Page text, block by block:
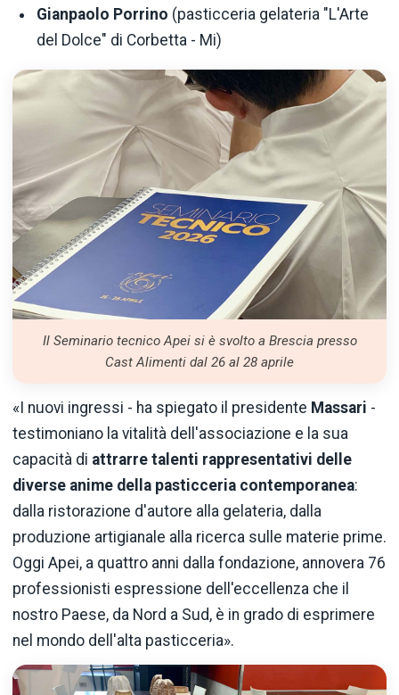
Gianpaolo Porrino (pasticceria gelateria "L'Arte
del Dolce" di Corbetta - Mi)
Il Seminario tecnico Apei si è svolto a Brescia presso
Cast Alimenti dal 26 al 28 aprile
«I nuovi ingressi - ha spiegato il presidente Massari -
testimoniano la vitalità dell'associazione e la sua
capacità di attrarre talenti rappresentativi delle
diverse anime della pasticceria contemporanea:
dalla ristorazione d'autore alla gelateria, dalla
produzione artigianale alla ricerca sulle materie prime.
Oggi Apei, a quattro anni dalla fondazione, annovera 76
professionisti espressione dell'eccellenza che il
nostro Paese, da Nord a Sud, è in grado di esprimere
nel mondo dell'alta pasticceria».